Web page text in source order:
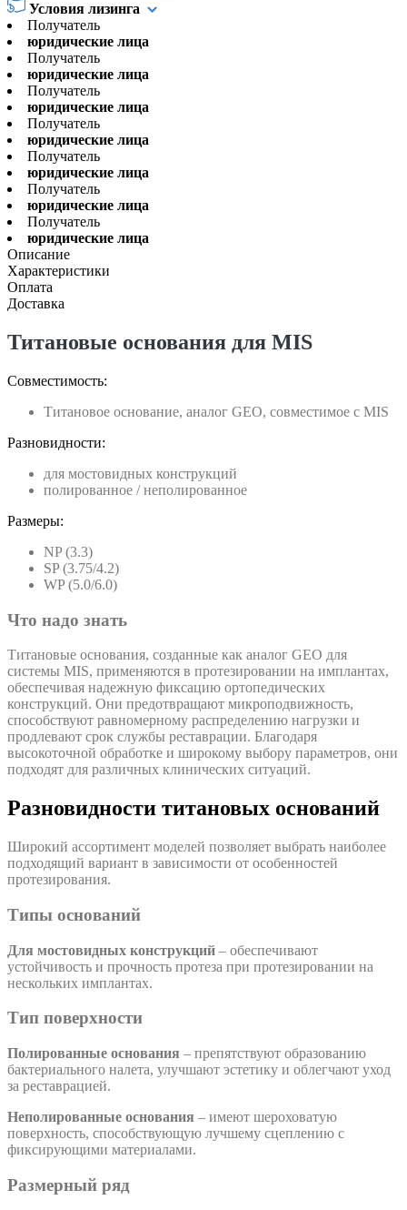
Условия лизинга
Получатель
юридические лица
Получатель
юридические лица
Получатель
юридические лица
Получатель
юридические лица
Получатель
юридические лица
Получатель
юридические лица
Получатель
юридические лица
Описание
Характеристики
Оплата
Доставка
Титановые основания для MIS
Совместимость:
Титановое основание, аналог GEO, совместимое с MIS
Разновидности:
для мостовидных конструкций
полированное / неполированное
Размеры:
NP (3.3)
SP (3.75/4.2)
WP (5.0/6.0)
Что надо знать
Титановые основания, созданные как аналог GEO для
системы MIS, применяются в протезировании на имплантах,
обеспечивая надежную фиксацию ортопедических
конструкций. Они предотвращают микроподвижность,
способствуют равномерному распределению нагрузки и
продлевают срок службы реставрации. Благодаря
высокоточной обработке и широкому выбору параметров, они
подходят для различных клинических ситуаций.
Разновидности титановых оснований
Широкий ассортимент моделей позволяет выбрать наиболее
подходящий вариант в зависимости от особенностей
протезирования.
Типы оснований
Для мостовидных конструкций – обеспечивают
устойчивость и прочность протеза при протезировании на
нескольких имплантах.
Тип поверхности
Полированные основания – препятствуют образованию
бактериального налета, улучшают эстетику и облегчают уход
за реставрацией.
Неполированные основания – имеют шероховатую
поверхность, способствующую лучшему сцеплению с
фиксирующими материалами.
Размерный ряд